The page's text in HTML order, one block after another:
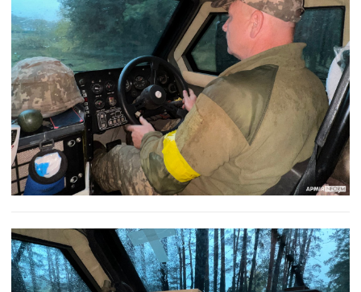
вижив після наїзду бронетранспортера
на дві протитанкові міни.
«Так, тоді у бронетранспортера відірвало
колеса й багажник, але дно машини
витримало, екіпаж, звісно, контузило, але всі
залишилися живими», — розповідає армієць.